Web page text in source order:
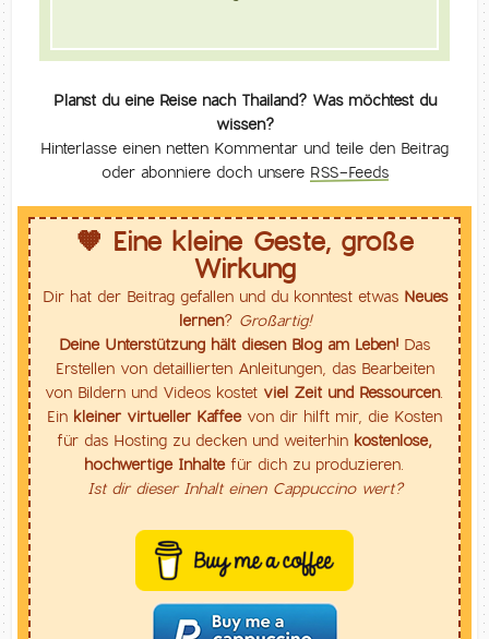
Planst du eine Reise nach Thailand? Was möchtest du
wissen?
Hinterlasse einen netten Kommentar und teile den Beitrag
oder abonniere doch unsere RSS-Feeds
🧡 Eine kleine Geste, große
Wirkung
Dir hat der Beitrag gefallen und du konntest etwas Neues
lernen? Großartig!
Deine Unterstützung hält diesen Blog am Leben! Das
Erstellen von detaillierten Anleitungen, das Bearbeiten
von Bildern und Videos kostet viel Zeit und Ressourcen.
Ein kleiner virtueller Kaffeevon dir hilft mir, die Kosten
für das Hosting zu decken und weiterhin kostenlose,
hochwertige Inhaltefür dich zu produzieren.
Ist dir dieser Inhalt einen Cappuccino wert?